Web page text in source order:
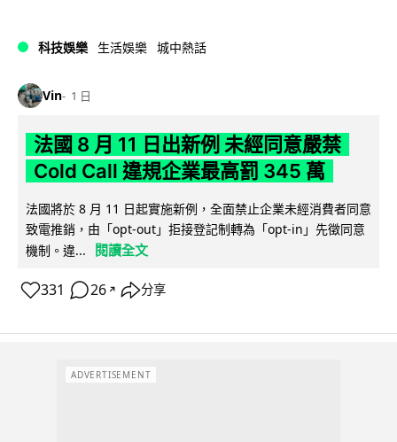
科技娛樂 生活娛樂 城中熱話
Vin 1 日
法國 8 月 11 日出新例 未經同意嚴禁
Cold Call 違規企業最高罰 345 萬
法國將於 8 月 11 日起實施新例，全面禁止企業未經消費者同意
致電推銷，由「opt-out」拒接登記制轉為「opt-in」先徵同意
機制。違...
閱讀全文
331 26 ↗ 分享
ADVERTISEMENT